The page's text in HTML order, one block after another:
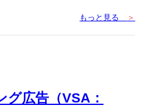
もっと見る ＞
グ広告（VSA：